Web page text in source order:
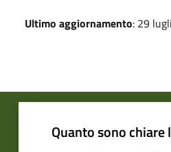
Ultimo aggiornamento: 29
Quanto sono